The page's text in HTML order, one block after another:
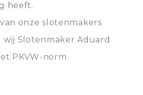
heeft.
onze slotenmakers
Slotenmaker Aduard
PKVW-norm.